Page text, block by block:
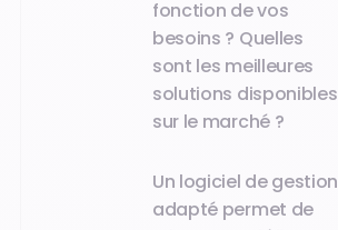
fonction de vos
besoins ? Quelles
sont les meilleures
solutions disponibles
sur le marché ?
Un logiciel de gestion
adapté permet de